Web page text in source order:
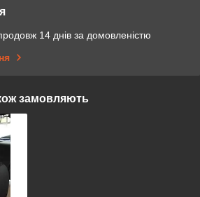
14 днів за домовленістю
замовляють